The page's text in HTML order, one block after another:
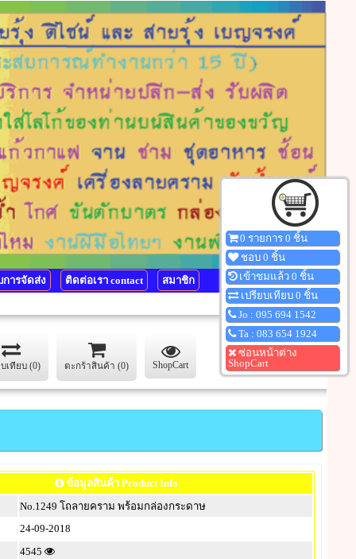
ารจัดส่ง ติดต่อเรา contact สมาชิก
บเทียบ (0) ตะกร้าสินค้า (0) ShopCart
ข้อมูลสินค้า Product Info
No.1249 โถลายคราม พร้อมกล่องกระดาษ
24-09-2018
4545
0 รายการ 0 ชิ้น
ชอบ 0 ชิ้น
เข้าชมแล้ว 0 ชิ้น
เปรียบเทียบ 0 ชิ้น
Jo : 095 694 1542
Ta : 083 654 1924
ซ่อนหน้าต่าง
ShopCart